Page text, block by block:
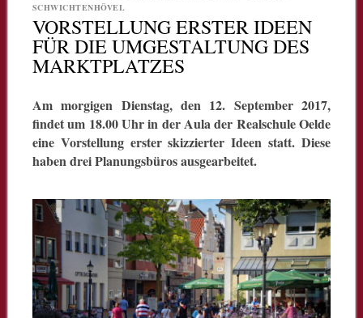
SCHWICHTENHÖVEL
VORSTELLUNG ERSTER IDEEN
FÜR DIE UMGESTALTUNG DES
MARKTPLATZES
Am morgigen Dienstag, den 12. September 2017,
findet um 18.00 Uhr in der Aula der Realschule Oelde
eine Vorstellung erster skizzierter Ideen statt. Diese
haben drei Planungsbüros ausgearbeitet.